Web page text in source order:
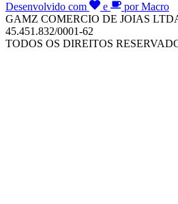
Desenvolvido com e
por Macro
GAMZ COMERCIO DE JOIAS
45.451.832/0001-62
TODOS OS DIREITOS